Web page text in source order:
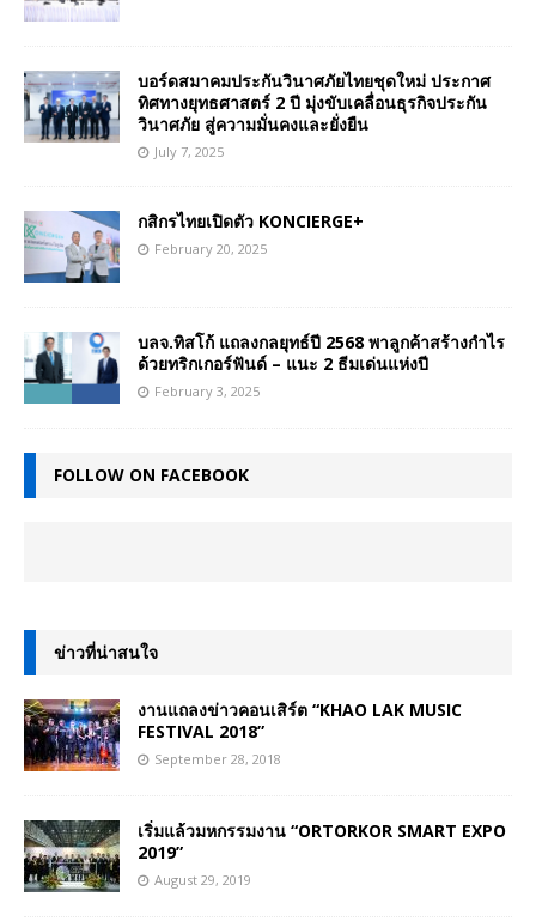
บอร์ดสมาคมประกันวินาศภัยไทยชุดใหม่ ประกาศ
ทิศทางยุทธศาสตร์ 2 ปี มุ่งขับเคลื่อนธุรกิจประกัน
วินาศภัย สู่ความมั่นคงและยั่งยืน
July 7, 2025
กสิกรไทยเปิดตัว KONCIERGE+
February 20, 2025
บลจ.ทิสโก้ แถลงกลยุทธ์ปี 2568 พาลูกค้าสร้างกำไร
ด้วยทริกเกอร์ฟันด์ – แนะ 2 ธีมเด่นแห่งปี
February 3, 2025
FOLLOW ON FACEBOOK
ข่าวที่น่าสนใจ
งานแถลงข่าวคอนเสิร์ต “KHAO LAK MUSIC
FESTIVAL 2018”
September 28, 2018
เริ่มแล้วมหกรรมงาน “ORTORKOR SMART EXPO
2019”
August 29, 2019